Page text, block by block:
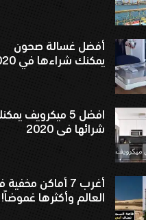
أفضل غسالة صحون
يمكنك شراءها في 2020
افضل 5 ميكرويف
شرائها فى 2020
أغرب 7 أماكن
العالم وأكثرها غموضاً!